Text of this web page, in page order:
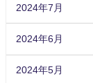
2024年7月
2024年6月
2024年5月